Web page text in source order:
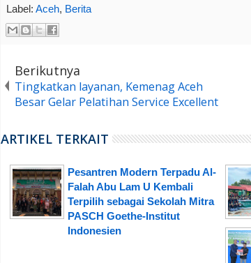
Label: Aceh, Berita
Berikutnya
Tingkatkan layanan, Kemenag Aceh
Besar Gelar Pelatihan Service Excellent
ARTIKEL TERKAIT
Pesantren Modern Terpadu Al-
Falah Abu Lam U Kembali
Terpilih sebagai Sekolah Mitra
PASCH Goethe-Institut
Indonesien